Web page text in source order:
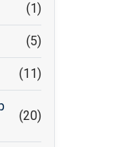
(1)
(5)
(11)
(20)